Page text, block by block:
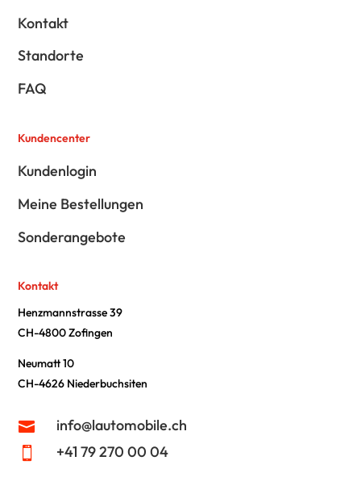
Kontakt
Standorte
FAQ
Kundencenter
Kundenlogin
Meine Bestellungen
Sonderangebote
Kontakt
Henzmannstrasse 39
CH-4800 Zofingen
Neumatt 10
CH-4626 Niederbuchsiten
 info@lautomobile.ch
 +41 79 270 00 04